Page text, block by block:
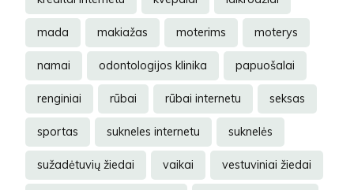
mada makiažas moterims moterys
namai odontologijos klinika papuošalai
renginiai rūbai rūbai internetu seksas
sportas sukneles internetu suknelės
sužadėtuvių žiedai vaikai vestuviniai žiedai